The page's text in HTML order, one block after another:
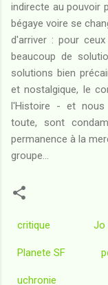
indirecte au pouvoir
bégaye voire se
d'arriver : pour
beaucoup de
solutions bien
et nostalgique, le
l'Histoire - et nous
toute, sont
permanence à la
groupe...
critique Jo
Planete SF
uchronie